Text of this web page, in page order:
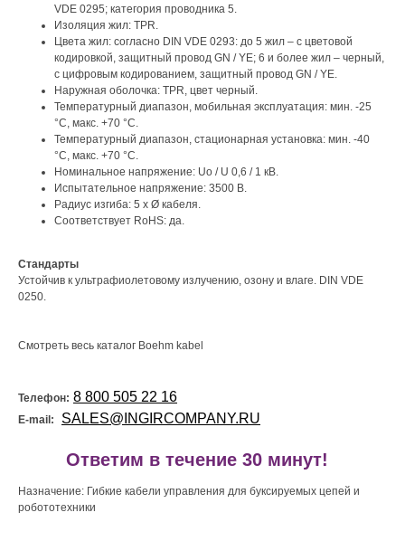
VDE 0295; категория проводника 5.
Изоляция жил: TPR.
Цвета жил: согласно DIN VDE 0293: до 5 жил – с цветовой
кодировкой, защитный провод GN / YE; 6 и более жил – черный,
с цифровым кодированием, защитный провод GN / YE.
Наружная оболочка: TPR, цвет черный.
Температурный диапазон, мобильная эксплуатация: мин. -25
°C, макс. +70 °C.
Температурный диапазон, стационарная установка: мин. -40
°C, макс. +70 °C.
Номинальное напряжение: Uo / U 0,6 / 1 кВ.
Испытательное напряжение: 3500 В.
Радиус изгиба: 5 х Ø кабеля.
Соответствует RoHS: да.
Стандарты
Устойчив к ультрафиолетовому излучению, озону и влаге. DIN VDE
0250.
Смотреть весь каталог Boehm kabel
Телефон: 8 800 505 22 16
E-mail: SALES@INGIRCOMPANY.RU
Ответим в течение 30 минут!
Назначение: Гибкие кабели управления для буксируемых цепей и
робототехники